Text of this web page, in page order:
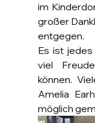
im
großer
entgegen.
Es ist
viel
können.
Amelia
möglich